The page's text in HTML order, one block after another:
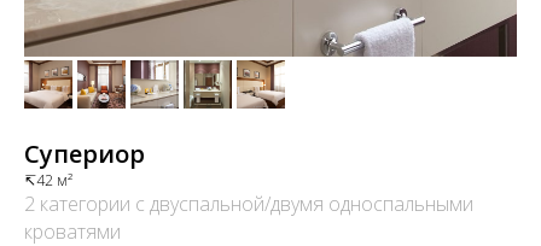
Супериор
↸42 м²
2 категории с двуспальной/двумя односпальными
кроватями